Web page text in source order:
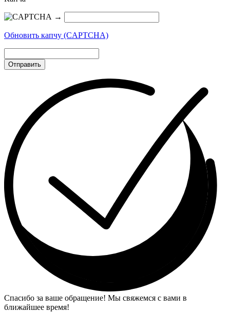
→
Обновить капчу (CAPTCHA)
Отправить
Спасибо за ваше обращение! Мы свяжемся с вами в
ближайшее время!